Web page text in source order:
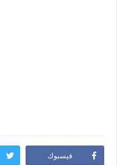
فيسبوك